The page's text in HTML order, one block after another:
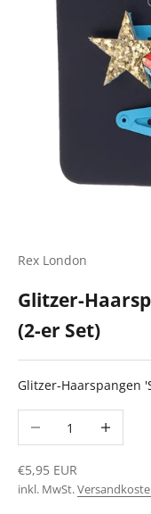
Rex London
Glitzer-
(2-er Set)
Glitzer-Haarspangen
Anzahl verringern
Anzahl
Angebot
€5,95 EUR
inkl. MwSt.